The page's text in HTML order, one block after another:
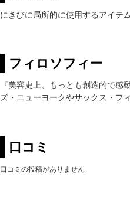
にきびに局所的に使用するアイテ
フィロソフィー
『美容史上、もっとも創造的で
ズ・ニューヨークやサックス・フ
口コミ
口コミの投稿がありません